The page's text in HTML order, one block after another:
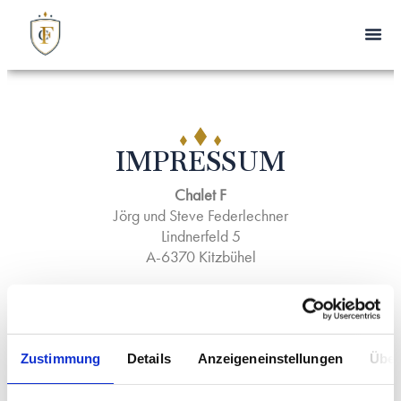
Zustimmung Details Anzeigeneinstellungen
IMPRESSUM
Chalet F
Jörg und Steve Federlechner
Lindnerfeld 5
A-6370 Kitzbühel
www.chalet-f.at
Gerichtsstand Kitzbühel
UID ATU78628825